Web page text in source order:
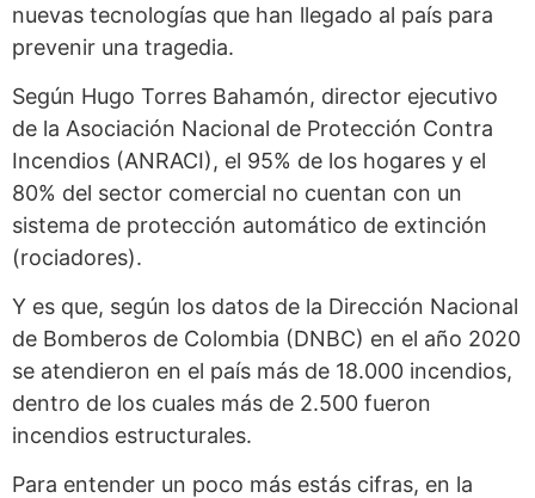
nuevas tecnologías que han llegado al país para
prevenir una tragedia.
Según Hugo Torres Bahamón, director ejecutivo
de la Asociación Nacional de Protección Contra
Incendios (ANRACI), el 95% de los hogares y el
80% del sector comercial no cuentan con un
sistema de protección automático de extinción
(rociadores).
Y es que, según los datos de la Dirección Nacional
de Bomberos de Colombia (DNBC) en el año 2020
se atendieron en el país más de 18.000 incendios,
dentro de los cuales más de 2.500 fueron
incendios estructurales.
Para entender un poco más estás cifras, en la